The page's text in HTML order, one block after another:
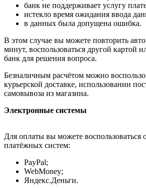
банк не поддерживает услугу
истекло время ожидания ввода
в данных была допущена ошибка.
В этом случае вы можете повторить
минут, воспользоваться другой картой
банк для решения вопроса.
Безналичным расчётом можно
курьерской доставке, использовании
самовывоза из магазина.
Электронные системы
Для оплаты вы можете воспользоваться
платёжных систем:
PayPal;
WebMoney;
Яндекс.Деньги.